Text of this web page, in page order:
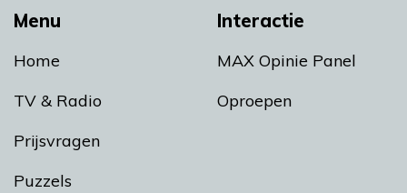
Menu
Home
TV & Radio
Prijsvragen
Puzzels
Interactie
MAX Opinie Panel
Oproepen